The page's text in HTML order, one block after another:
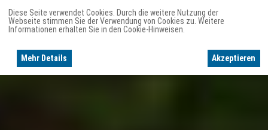
Diese Seite verwendet Cookies. Durch die weitere Nutzung der
Webseite stimmen Sie der Verwendung von Cookies zu. Weitere
Informationen erhalten Sie in den Cookie-Hinweisen.
Mehr Details Akzeptieren